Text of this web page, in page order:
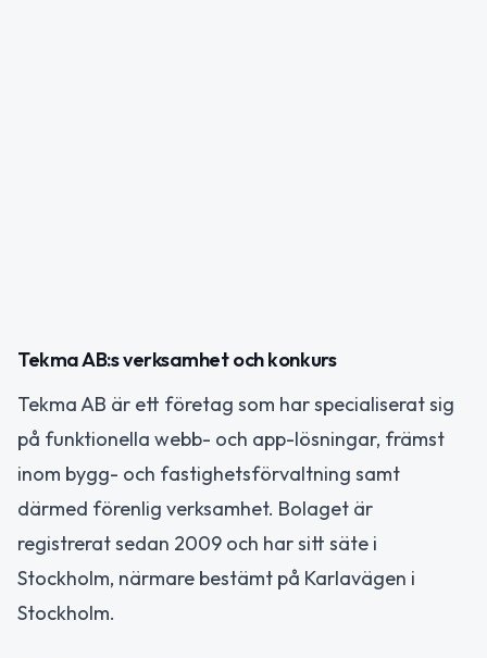
Tekma AB:s verksamhet och konkurs
Tekma AB är ett företag som har specialiserat sig
på funktionella webb- och app-lösningar, främst
inom bygg- och fastighetsförvaltning samt
därmed förenlig verksamhet. Bolaget är
registrerat sedan 2009 och har sitt säte i
Stockholm, närmare bestämt på Karlavägen i
Stockholm.